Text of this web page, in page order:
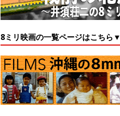
8ミリ映画の一覧ページはこちら▼